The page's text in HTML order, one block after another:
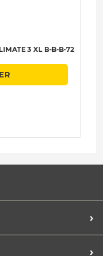
3 XL B-B-B-72
›
›